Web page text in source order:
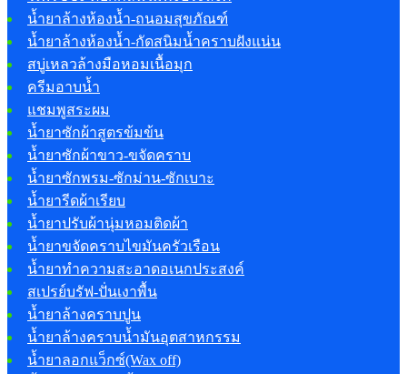
น้ำยาล้างห้องน้ำ-ถนอมสุขภัณฑ์
น้ำยาล้างห้องน้ำ-กัดสนิมน้ำคราบฝังแน่น
สบู่เหลวล้างมือหอมเนื้อมุก
ครีมอาบน้ำ
แชมพูสระผม
น้ำยาซักผ้าสูตรข้มข้น
น้ำยาซักผ้าขาว-ขจัดคราบ
น้ำยาซักพรม-ซักม่าน-ซักเบาะ
น้ำยารีดผ้าเรียบ
น้ำยาปรับผ้านุ่มหอมติดผ้า
น้ำยาขจัดคราบไขมันครัวเรือน
น้ำยาทำความสะอาดอเนกประสงค์
สเปรย์บรัฟ-ปั่นเงาพื้น
น้ำยาล้างคราบปูน
น้ำยาล้างคราบน้ำมันอุตสาหกรรม
น้ำยาลอกแว็กซ์(Wax off)